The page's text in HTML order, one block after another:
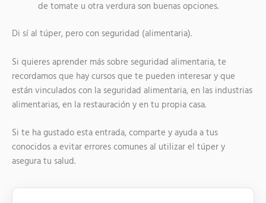
de tomate u otra verdura son buenas opciones.
Di sí al túper, pero con seguridad (alimentaria).
Si quieres aprender más sobre seguridad alimentaria, te
recordamos que hay cursos que te pueden interesar y que
están vinculados con la seguridad alimentaria, en las industrias
alimentarias, en la restauración y en tu propia casa.
Si te ha gustado esta entrada, comparte y ayuda a tus
conocidos a evitar errores comunes al utilizar el túper y
asegura tu salud.